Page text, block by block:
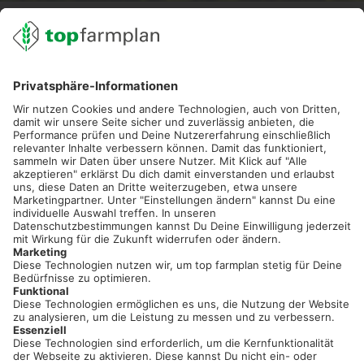
02501 801 44 84
service@topfarmplan.de
Sei immer auf dem Laufenden!
Neue Features, spannende Tipps und hilfreiche Anleitungen!
Registriere dich kostenlos!